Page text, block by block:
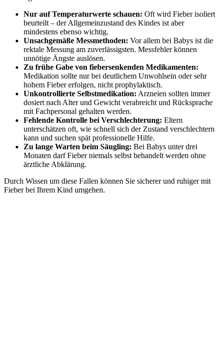
Nur auf Temperaturwerte schauen: Oft wird Fieber isoliert
beurteilt – der Allgemeinzustand des Kindes ist aber
mindestens ebenso wichtig.
Unsachgemäße Messmethoden: Vor allem bei Babys ist die
rektale Messung am zuverlässigsten. Messfehler können
unnötige Ängste auslösen.
Zu frühe Gabe von fiebersenkenden Medikamenten:
Medikation sollte nur bei deutlichem Unwohlsein oder sehr
hohem Fieber erfolgen, nicht prophylaktisch.
Unkontrollierte Selbstmedikation: Arzneien sollten immer
dosiert nach Alter und Gewicht verabreicht und Rücksprache
mit Fachpersonal gehalten werden.
Fehlende Kontrolle bei Verschlechterung: Eltern
unterschätzen oft, wie schnell sich der Zustand verschlechtern
kann und suchen spät professionelle Hilfe.
Zu lange Warten beim Säugling: Bei Babys unter drei
Monaten darf Fieber niemals selbst behandelt werden ohne
ärztliche Abklärung.
Durch Wissen um diese Fallen können Sie sicherer und ruhiger mit
Fieber bei Ihrem Kind umgehen.